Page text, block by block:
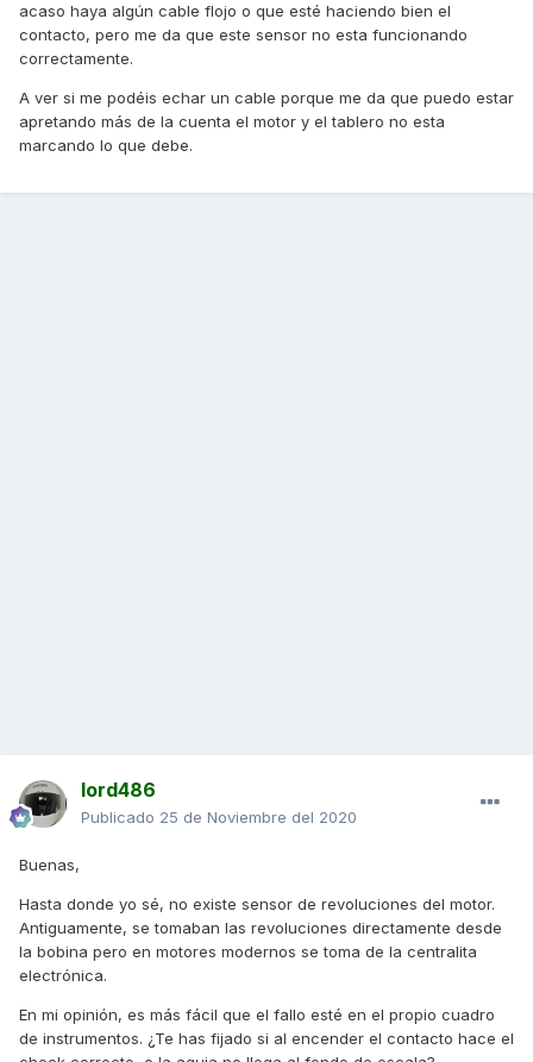
acaso haya algún cable flojo o que esté haciendo bien el
contacto, pero me da que este sensor no esta funcionando
correctamente.
A ver si me podéis echar un cable porque me da que puedo estar
apretando más de la cuenta el motor y el tablero no esta
marcando lo que debe.
lord486
Publicado 25 de Noviembre del 2020
Buenas,
Hasta donde yo sé, no existe sensor de revoluciones del motor.
Antiguamente, se tomaban las revoluciones directamente desde
la bobina pero en motores modernos se toma de la centralita
electrónica.
En mi opinión, es más fácil que el fallo esté en el propio cuadro
de instrumentos. ¿Te has fijado si al encender el contacto hace el